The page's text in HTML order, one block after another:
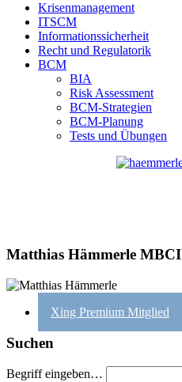
Krisenmanagement
ITSCM
Informationssicherheit
Recht und Regulatorik
BCM
BIA
Risk Assessment
BCM-Strategien
BCM-Planung
Tests und Übungen
Matthias Hämmerle MBCI
Xing Premium Mitglied
Suchen
Begriff eingeben…